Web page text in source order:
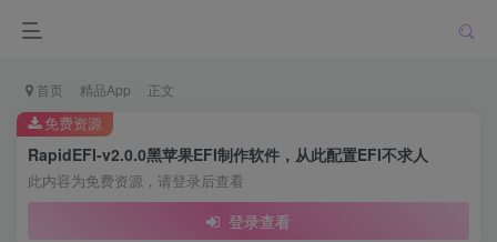
首页 精品App 正文
RapidEFI-v2.0.0黑苹果EFI制作软件，从此配置EFI不求人
此内容为免费资源，请登录后查看
登录查看
免费资源